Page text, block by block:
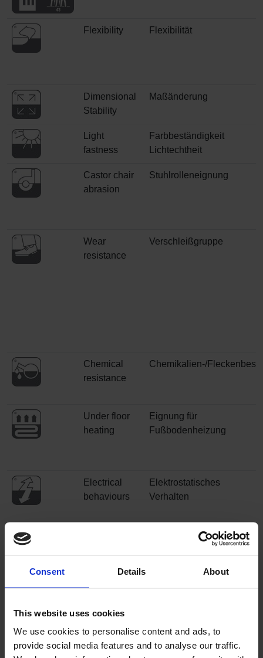
Consent Details About
This website uses cookies
We use cookies to personalise content and ads, to
provide social media features and to analyse our traffic.
Flexibility Flexibilität
Dimensional
Stability
Maßänderung
Light
fastness
Farbbeständigkeit
Lichtechtheit
Castor chair
abrasion
Stuhlrolleneignung
Wear
resistance
Verschleißgruppe
Chemical
resistance
Chemikalien-/
Under floor
heating
Eignung für
Fußbodenheizung
Electrical
behaviours
Elektrostatisches
Verhalten
emissions